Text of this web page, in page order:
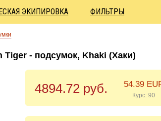
ЭКИПИРОВКА ФИЛЬТРЫ
Tiger - подсумок, Khaki (Хаки)
4894.72 руб. 54.39
Курс: 90